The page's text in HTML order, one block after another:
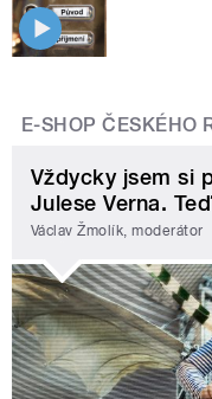
E-SHOP ČESKÉHO
Vždycky jsem si
Julese Verna.
Václav Žmolík, moderátor